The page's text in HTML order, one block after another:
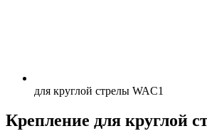
для круглой стрелы WAC1
Крепление для круглой